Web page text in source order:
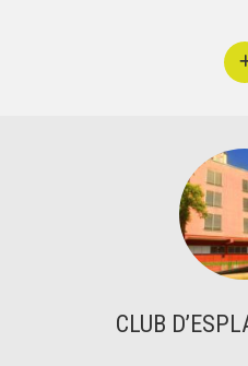
CLUB